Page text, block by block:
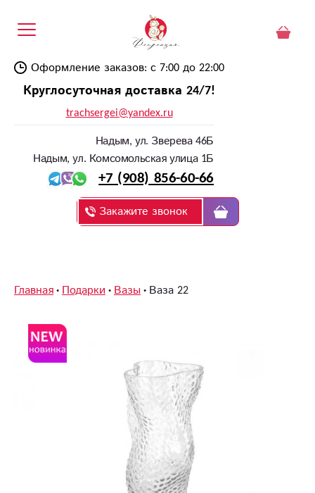
Оформление заказов: с 7:00 до 22:00
Круглосуточная доставка 24/7!
trachsergei@yandex.ru
Надым, ул. Зверева 46Б
Надым, ул. Комсомольская улица 1Б
+7 (908) 856-60-66
Закажите звонок
Главная Подарки Вазы Ваза 22